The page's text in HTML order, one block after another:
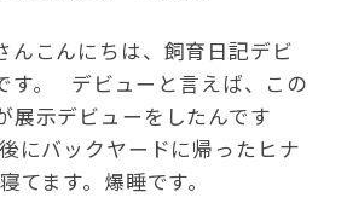
んこんにちは、飼育日記デビ
す。 デビューと言えば、この
展示デビューをしたんです
にバックヤードに帰ったヒナ
ます。爆睡です。